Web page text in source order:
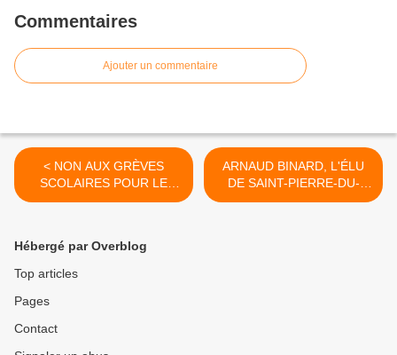
Commentaires
Ajouter un commentaire
< NON AUX GRÈVES
SCOLAIRES POUR LE
CLIMAT ! (7/7)
ARNAUD BINARD, L'ÉLU
DE SAINT-PIERRE-DU-
VAUVRAY, EST DÉCÉDÉ >
Hébergé par Overblog
Top articles
Pages
Contact